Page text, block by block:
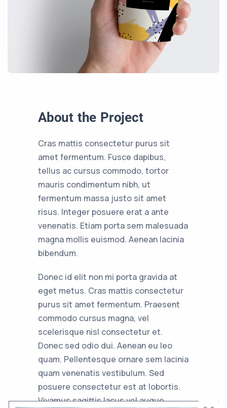
About the Project
Cras mattis consectetur purus sit
amet fermentum. Fusce dapibus,
tellus ac cursus commodo, tortor
mauris condimentum nibh, ut
fermentum massa justo sit amet
risus. Integer posuere erat a ante
venenatis. Etiam porta sem malesuada
magna mollis euismod. Aenean lacinia
bibendum.
Donec id elit non mi porta gravida at
eget metus. Cras mattis consectetur
purus sit amet fermentum. Praesent
commodo cursus magna, vel
scelerisque nisl consectetur et.
Donec sed odio dui. Aenean eu leo
quam. Pellentesque ornare sem lacinia
quam venenatis vestibulum. Sed
posuere consectetur est at lobortis.
Vivamus sagittis lacus vel augue